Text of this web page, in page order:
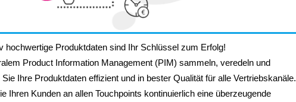
hochwertige Produktdaten sind Ihr Schlüssel zum Erfolg!
Product Information Management (PIM) sammeln, veredeln und
Ihre Produktdaten effizient und in bester Qualität für alle Vertriebskanäle.
Ihren Kunden an allen Touchpoints kontinuierlich eine überzeugende